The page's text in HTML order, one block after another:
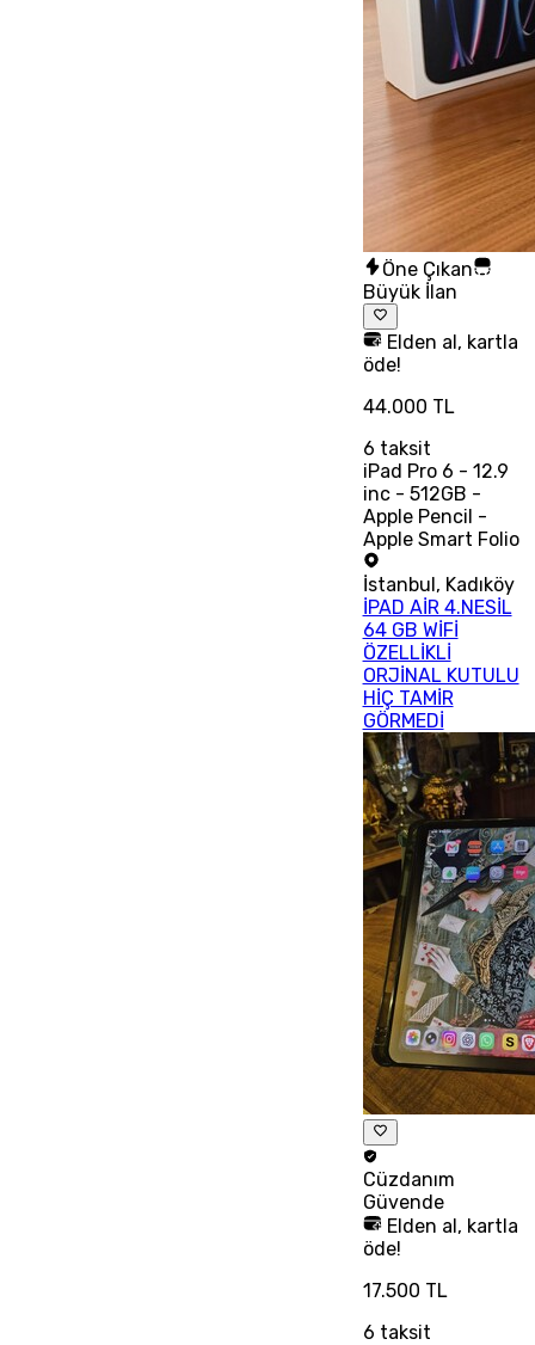
Öne Çıkan
Büyük İlan
Elden al, kartla
öde!
44.000 TL
6 taksit
iPad Pro 6 - 12.9
inc - 512GB -
Apple Pencil -
Apple Smart Folio
İstanbul, Kadıköy
İPAD AİR 4.NESİL
64 GB WİFİ
ÖZELLİKLİ
ORJİNAL KUTULU
HİÇ TAMİR
GÖRMEDİ
Cüzdanım
Güvende
Elden al, kartla
öde!
17.500 TL
6 taksit